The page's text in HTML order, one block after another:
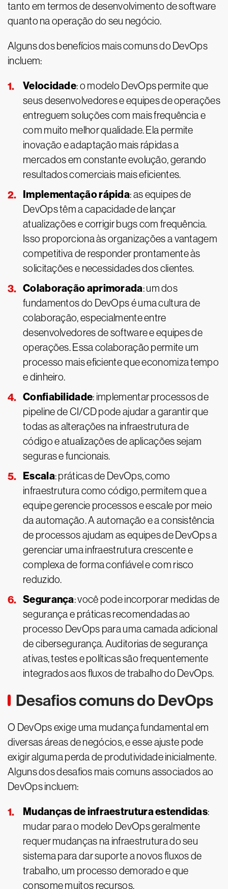
tanto em termos de desenvolvimento de software
quanto na operação do seu negócio.
Alguns dos benefícios mais comuns do DevOps
incluem:
Velocidade: o modelo DevOps permite que
seus desenvolvedores e equipes de operações
entreguem soluções com mais frequência e
com muito melhor qualidade. Ela permite
inovação e adaptação mais rápidas a
mercados em constante evolução, gerando
resultados comerciais mais eficientes.
Implementação rápida: as equipes de
DevOps têm a capacidade de lançar
atualizações e corrigir bugs com frequência.
Isso proporciona às organizações a vantagem
competitiva de responder prontamente às
solicitações e necessidades dos clientes.
Colaboração aprimorada: um dos
fundamentos do DevOps é uma cultura de
colaboração, especialmente entre
desenvolvedores de software e equipes de
operações. Essa colaboração permite um
processo mais eficiente que economiza tempo
e dinheiro.
Confiabilidade: implementar processos de
pipeline de CI/CD pode ajudar a garantir que
todas as alterações na infraestrutura de
código e atualizações de aplicações sejam
seguras e funcionais.
Escala: práticas de DevOps, como
infraestrutura como código, permitem que a
equipe gerencie processos e escale por meio
da automação. A automação e a consistência
de processos ajudam as equipes de DevOps a
gerenciar uma infraestrutura crescente e
complexa de forma confiável e com risco
reduzido.
Segurança: você pode incorporar medidas de
segurança e práticas recomendadas ao
processo DevOps para uma camada adicional
de cibersegurança. Auditorias de segurança
ativas, testes e políticas são frequentemente
integrados aos fluxos de trabalho do DevOps.
Desafios comuns do DevOps
O DevOps exige uma mudança fundamental em
diversas áreas de negócios, e esse ajuste pode
exigir alguma perda de produtividade inicialmente.
Alguns dos desafios mais comuns associados ao
DevOps incluem:
Mudanças de infraestrutura estendidas:
mudar para o modelo DevOps geralmente
requer mudanças na infraestrutura do seu
sistema para dar suporte a novos fluxos de
trabalho, um processo demorado e que
consome muitos recursos.